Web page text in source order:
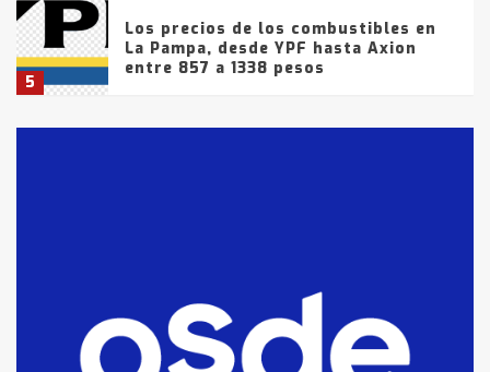
5
Los precios de los combustibles en
La Pampa, desde YPF hasta Axion
entre 857 a 1338 pesos
fueron detenidos por
comercialización de drogas en la
tarde del sábado